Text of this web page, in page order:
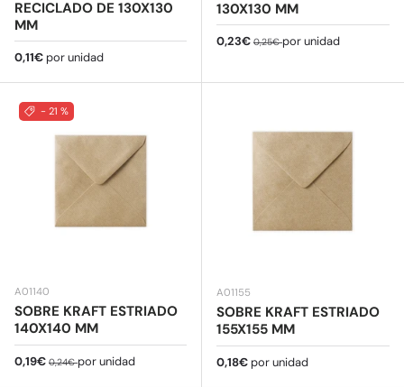
RECICLADO DE 130X130
MM
Precio normal
0,11€ por unidad
130X130 MM
Precio de venta
0,23€ Precio normal
0,25€por unidad
- 21 %
A01140
SOBRE KRAFT ESTRIADO
140X140 MM
Precio de venta
0,19€ Precio normal
0,24€por unidad
A01155
SOBRE KRAFT ESTRIADO
155X155 MM
Precio normal
0,18€ por unidad